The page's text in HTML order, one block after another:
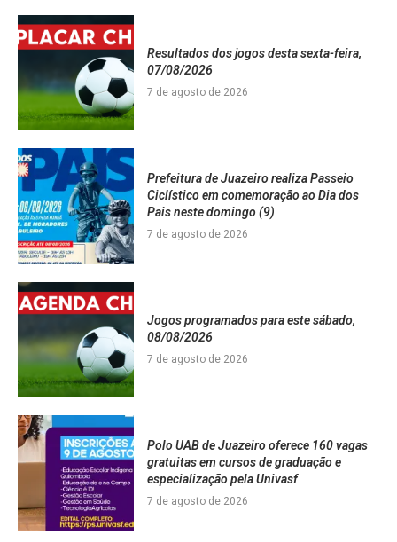
Resultados dos jogos desta sexta-feira,
07/08/2026
7 de agosto de 2026
Prefeitura de Juazeiro realiza Passeio
Ciclístico em comemoração ao Dia dos
Pais neste domingo (9)
7 de agosto de 2026
Jogos programados para este sábado,
08/08/2026
7 de agosto de 2026
Polo UAB de Juazeiro oferece 160 vagas
gratuitas em cursos de graduação e
especialização pela Univasf
7 de agosto de 2026